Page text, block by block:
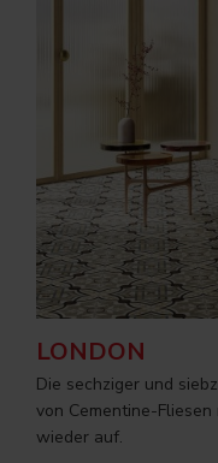
LONDON
Die sechziger und
von Cementine-
wieder auf.